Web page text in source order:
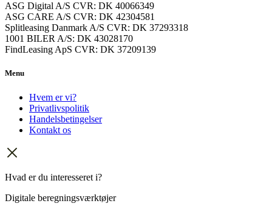
ASG Digital A/S CVR: DK 40066349
ASG CARE A/S CVR: DK 42304581
Splitleasing Danmark A/S CVR: DK 37293318
1001 BILER A/S: DK 43028170
FindLeasing ApS CVR: DK 37209139
Menu
Hvem er vi?
Privatlivspolitik
Handelsbetingelser
Kontakt os
Hvad er du interesseret i?
Digitale beregningsværktøjer